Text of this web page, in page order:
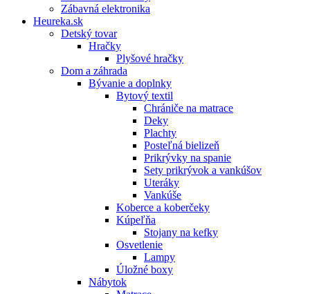
Zábavná elektronika
Heureka.sk
Detský tovar
Hračky
Plyšové hračky
Dom a záhrada
Bývanie a doplnky
Bytový textil
Chrániče na matrace
Deky
Plachty
Posteľná bielizeň
Prikrývky na spanie
Sety prikrývok a vankúšov
Uteráky
Vankúše
Koberce a koberčeky
Kúpeľňa
Stojany na kefky
Osvetlenie
Lampy
Úložné boxy
Nábytok